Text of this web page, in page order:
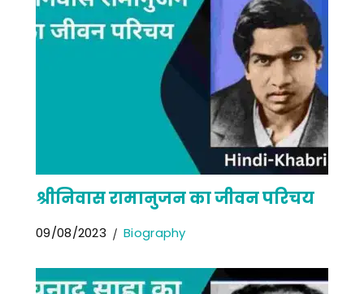
श्रीनिवास रामानुजन का जीवन परिचय
09/08/2023 Biography